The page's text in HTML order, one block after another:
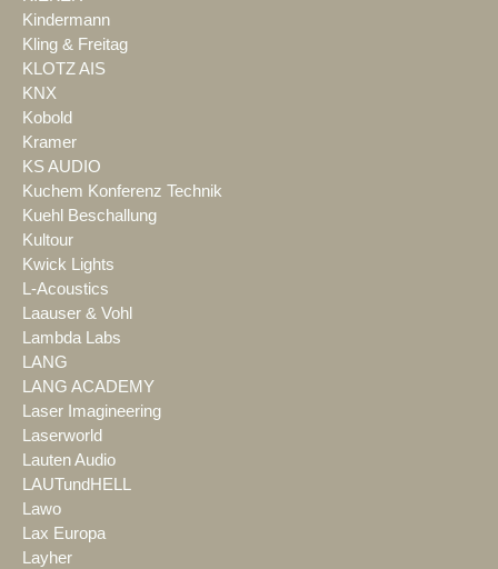
Kindermann
Kling & Freitag
KLOTZ AIS
KNX
Kobold
Kramer
KS AUDIO
Kuchem Konferenz Technik
Kuehl Beschallung
Kultour
Kwick Lights
L-Acoustics
Laauser & Vohl
Lambda Labs
LANG
LANG ACADEMY
Laser Imagineering
Laserworld
Lauten Audio
LAUTundHELL
Lawo
Lax Europa
Layher